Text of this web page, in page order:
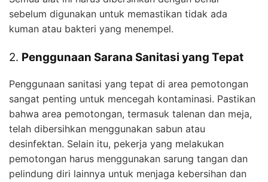
sebelum digunakan untuk memastikan tidak ada
kuman atau bakteri yang menempel.
2. Penggunaan Sarana Sanitasi yang Tepat
Penggunaan sanitasi yang tepat di area pemotongan
sangat penting untuk mencegah kontaminasi. Pastikan
bahwa area pemotongan, termasuk talenan dan meja,
telah dibersihkan menggunakan sabun atau
desinfektan. Selain itu, pekerja yang melakukan
pemotongan harus menggunakan sarung tangan dan
pelindung diri lainnya untuk menjaga kebersihan dan